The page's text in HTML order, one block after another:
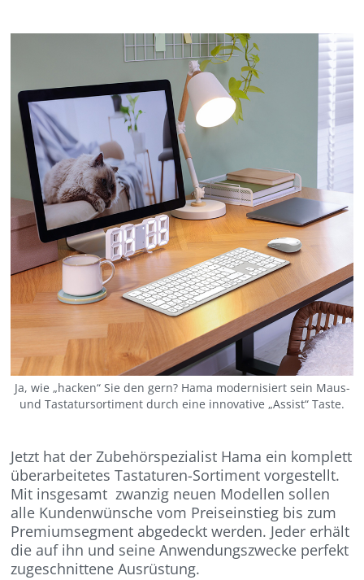
Ja, wie „hacken“ Sie den gern? Hama modernisiert sein Maus-
und Tastatursortiment durch eine innovative „Assist“ Taste.
Jetzt hat der Zubehörspezialist Hama ein komplett
überarbeitetes Tastaturen-Sortiment vorgestellt.
Mit insgesamt zwanzig neuen Modellen sollen
alle Kundenwünsche vom Preiseinstieg bis zum
Premiumsegment abgedeckt werden. Jeder erhält
die auf ihn und seine Anwendungszwecke perfekt
zugeschnittene Ausrüstung.